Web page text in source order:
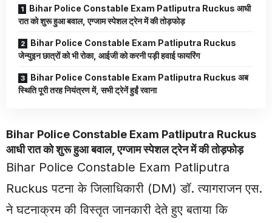
Bihar Police Constable Exam Patliputra Ruckus आधी
रात को शुरू हुआ बवाल, एग्जाम स्पेशल ट्रेन में की तोड़फोड़
Bihar Police Constable Exam Patliputra Ruckus
जेन्युइन छात्रों को भी रोका, आईजी को करनी पड़ी हवाई फायरिंग
Bihar Police Constable Exam Patliputra Ruckus अब
स्थिति पूरी तरह नियंत्रण में, सभी ट्रेनें हुईं रवाना
Bihar Police Constable Exam Patliputra Ruckus
आधी रात को शुरू हुआ बवाल, एग्जाम स्पेशल ट्रेन में की तोड़फोड़
Bihar Police Constable Exam Patliputra
Ruckus पटना के जिलाधिकारी (DM) डॉ. त्यागराजन एस.
ने घटनाक्रम की विस्तृत जानकारी देते हुए बताया कि